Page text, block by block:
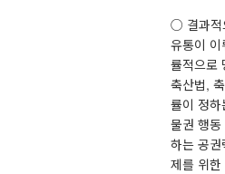
○ 결과적
유통이 이
률적으로
축산법,
률이 정
물권 행
하는 공
제를 위한